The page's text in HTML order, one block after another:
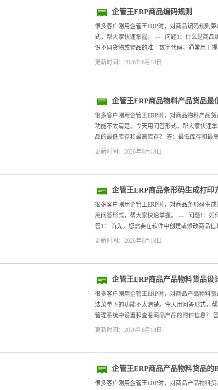
企管王ERP商品编码规则
很多客户刚用企管王ERP时，对商品编码规则
式，帮大家快速掌握。 --- 问题1：什么是商品
识不同货物或物品的唯一数字代码，通常用于
更新时间：2026年6月18日
企管王ERP商品物料产品货品最
很多客户刚用企管王ERP时，对商品物料产品
功能不太清楚。今天用问答形式，帮大家快速
品的最低库存和最高库存？ 答：最低库存和最
更新时间：2026年6月18日
企管王ERP商品条形码生成打印
很多客户刚用企管王ERP时，对商品条形码生
用问答形式，帮大家快速掌握。 --- 问题1：如
答1： 首先，您需要在软件中创建或修改商品
更新时间：2026年6月18日
企管王ERP商品产品物料货品设
方法
很多客户刚用企管王ERP时，对商品产品物料
法菜单下的功能不太清楚。今天用问答形式，
管理系统中设置和查看商品产品的附件信息？
更新时间：2026年6月18日
企管王ERP商品产品物料货品
什么意思有什么用
很多客户刚用企管王ERP时，对商品产品物料